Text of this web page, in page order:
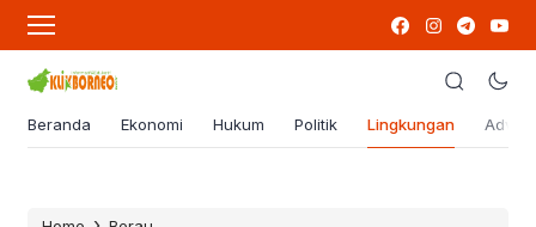
Beranda Ekonomi Hukum Politik Lingkungan